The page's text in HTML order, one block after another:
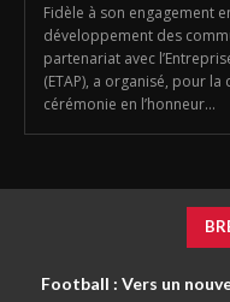
Fidèle à son engagement
développement des
partenariat avec
(ETAP), a organisé, pour
cérémonie en l’honneur...
Football : Vers un